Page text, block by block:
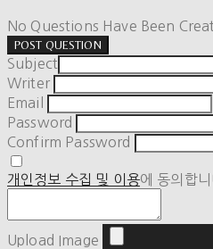
No Questions Have Been
POST QUESTION
Subject
Writer
Email
Password
Confirm Password
개인정보 수집 및 이용에 동의합니
Upload Image